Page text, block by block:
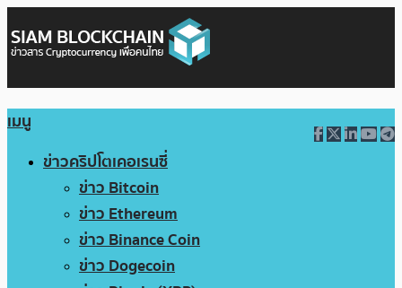
เมนู
ข่าวคริปโตเคอเรนซี่
ข่าว Bitcoin
ข่าว Ethereum
ข่าว Binance Coin
ข่าว Dogecoin